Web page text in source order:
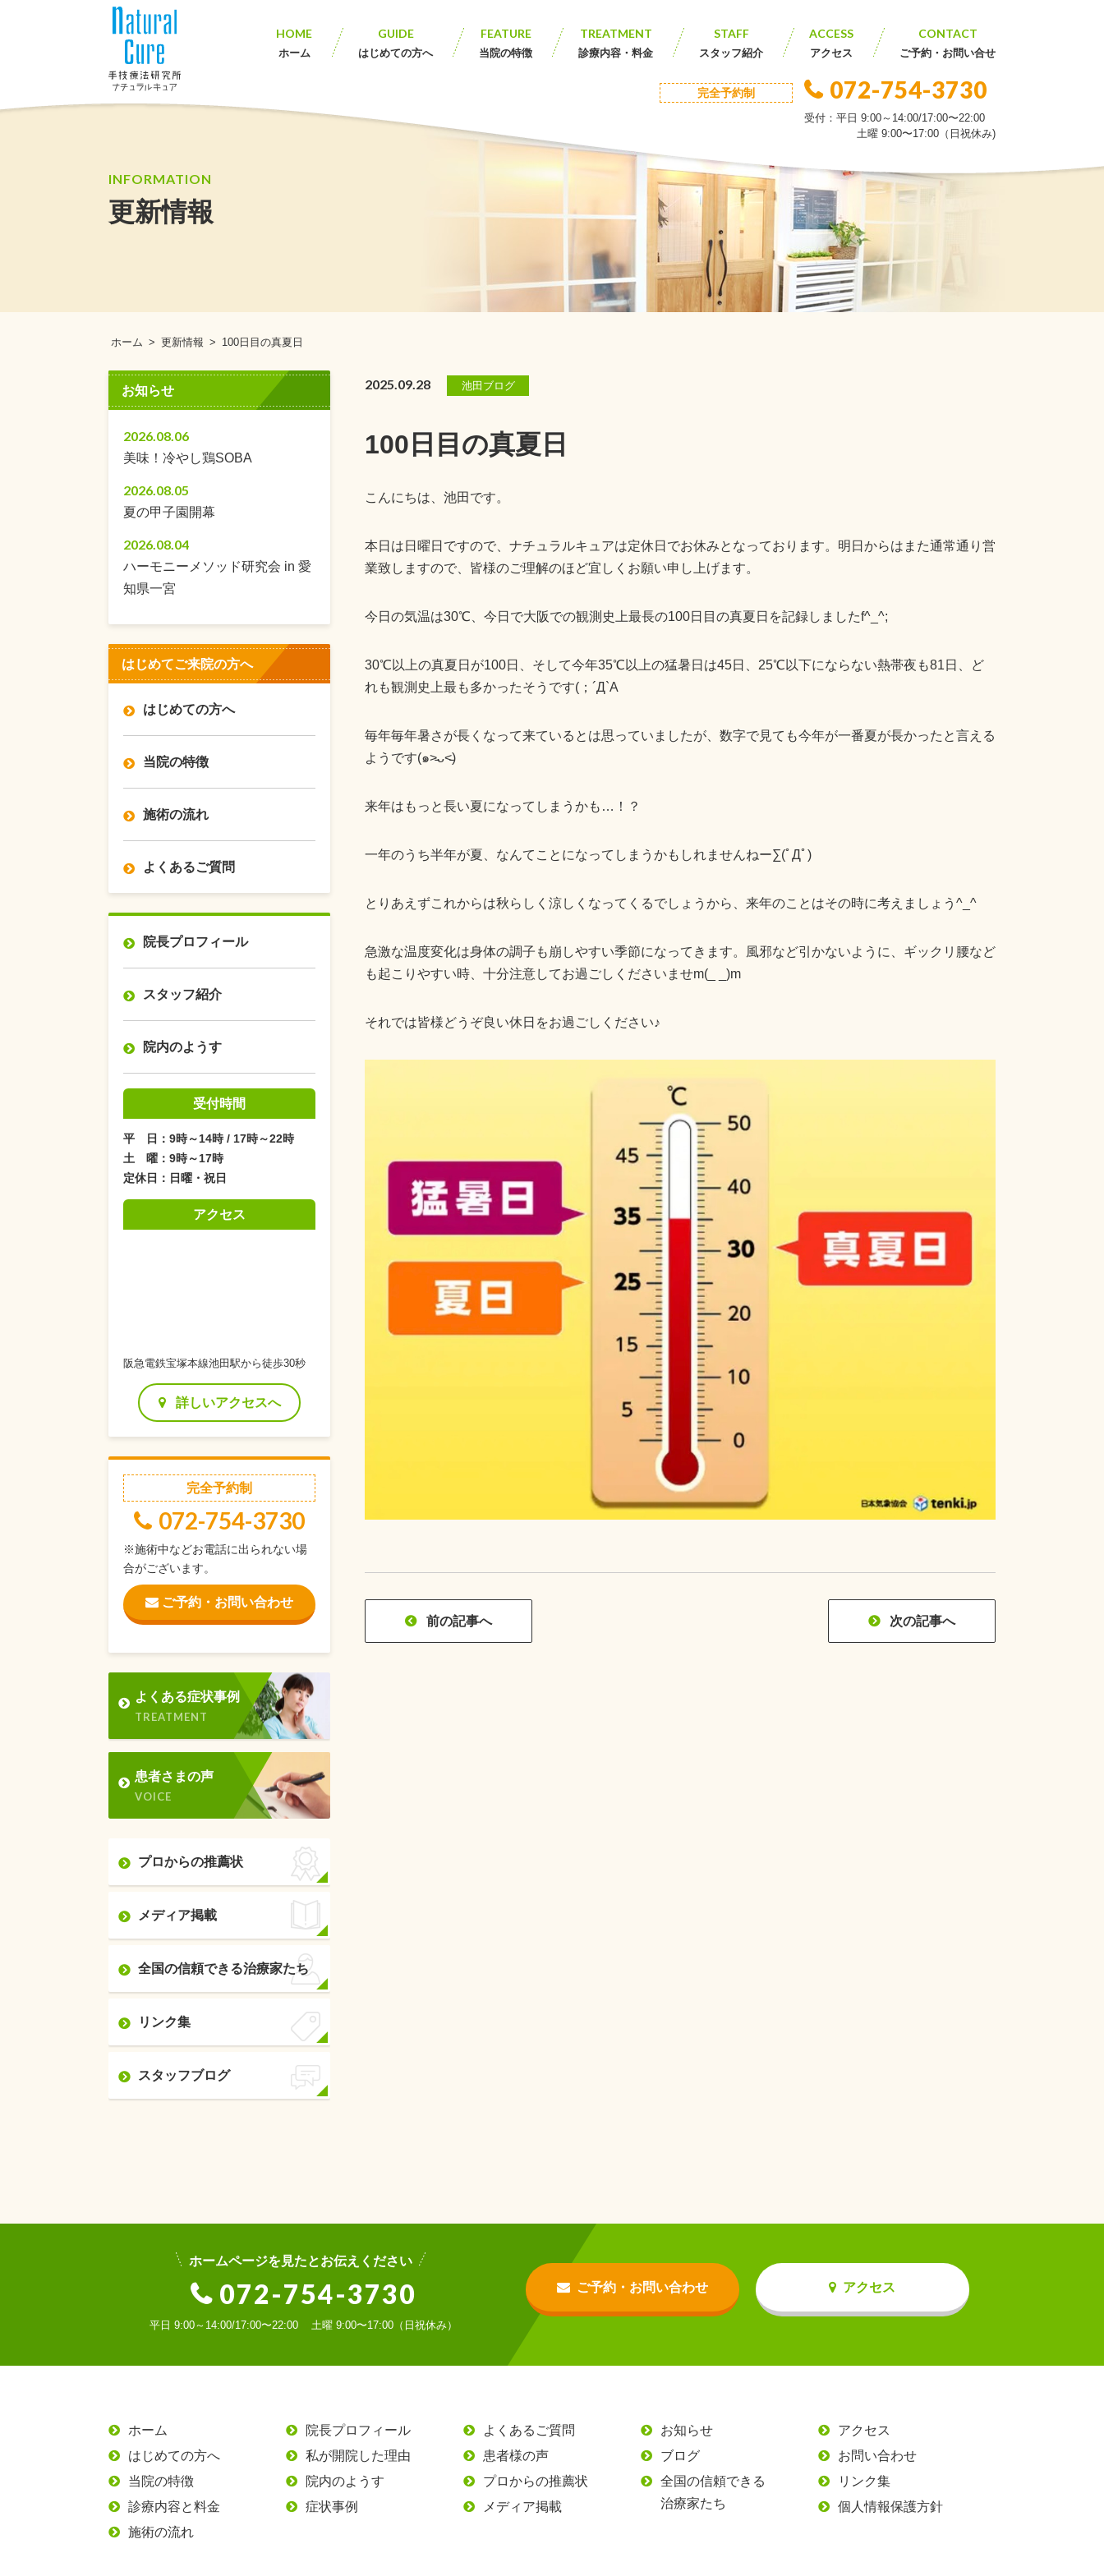
完全予約制 072-754-3730
受付：平日 9:00～14:00/17:00〜22:00
土曜 9:00〜17:00（日祝休み)
HOME
ホーム
GUIDE
はじめての方へ
FEATURE
当院の特徴
TREATMENT
診療内容・料金
STAFF
スタッフ紹介
ACCESS
アクセス
CONTACT
ご予約・お問い合せ
INFORMATION
更新情報
ホーム > 更新情報 > 100日目の真夏日
2025.09.28 池田ブログ
100日目の真夏日
こんにちは、池田です。
本日は日曜日ですので、ナチュラルキュアは定休日でお休みとなっております。明日からはまた通常通り営
業致しますので、皆様のご理解のほど宜しくお願い申し上げます。
今日の気温は30℃、今日で大阪での観測史上最長の100日目の真夏日を記録しましたf^_^;
30℃以上の真夏日が100日、そして今年35℃以上の猛暑日は45日、25℃以下にならない熱帯夜も81日、ど
れも観測史上最も多かったそうです(；´Д`A
毎年毎年暑さが長くなって来ているとは思っていましたが、数字で見ても今年が一番夏が長かったと言える
ようです(๑˃̵ᴗ˂̵)
来年はもっと長い夏になってしまうかも…！？
一年のうち半年が夏、なんてことになってしまうかもしれませんねー∑(ﾟДﾟ)
とりあえずこれからは秋らしく涼しくなってくるでしょうから、来年のことはその時に考えましょう^_^
急激な温度変化は身体の調子も崩しやすい季節になってきます。風邪など引かないように、ギックリ腰など
も起こりやすい時、十分注意してお過ごしくださいませm(_ _)m
それでは皆様どうぞ良い休日をお過ごしください♪
前の記事へ 次の記事へ
お知らせ
2026.08.06
美味！冷やし鶏SOBA
2026.08.05
夏の甲子園開幕
2026.08.04
ハーモニーメソッド研究会 in 愛
知県一宮
はじめてご来院の方へ
はじめての方へ
当院の特徴
施術の流れ
よくあるご質問
院長プロフィール
スタッフ紹介
院内のようす
受付時間
平 日：9時～14時 / 17時～22時
土 曜：9時～17時
定休日：日曜・祝日
アクセス
阪急電鉄宝塚本線池田駅から徒歩30秒
詳しいアクセスへ
完全予約制
072-754-3730
※施術中などお電話に出られない場
合がございます。
ご予約・お問い合わせ
よくある症状事例
TREATMENT
患者さまの声
VOICE
プロからの推薦状
メディア掲載
全国の信頼できる治療家たち
リンク集
スタッフブログ
ホームページを見たとお伝えください
072-754-3730
平日 9:00～14:00/17:00〜22:00 土曜 9:00〜17:00（日祝休み）
ご予約・お問い合わせ アクセス
ホーム
はじめての方へ
当院の特徴
診療内容と料金
施術の流れ
院長プロフィール
私が開院した理由
院内のようす
症状事例
よくあるご質問
患者様の声
プロからの推薦状
メディア掲載
お知らせ
ブログ
全国の信頼できる
治療家たち
アクセス
お問い合わせ
リンク集
個人情報保護方針